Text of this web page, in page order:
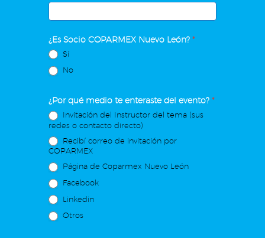
¿Es Socio COPARMEX Nuevo León? *
Sí
No
¿Por qué medio te enteraste del evento? *
Invitación del Instructor del tema (sus
redes o contacto directo)
Recibí correo de invitación por
COPARMEX
Página de Coparmex Nuevo León
Facebook
Linkedin
Otros